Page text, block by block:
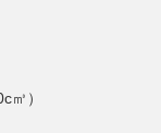
㎥）